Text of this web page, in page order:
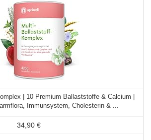
| 10 Premium Ballaststoffe & Calcium |
Immunsystem, Cholesterin & ...
34,90 €